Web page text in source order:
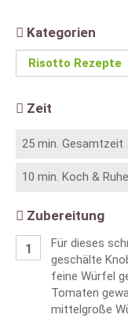
Kategorien
Risotto Rezepte
Zeit
25 min. Gesamtzeit
10 min. Koch &
Zubereitung
Für dieses
geschälte
feine Würfel
Tomaten
mittelgroße